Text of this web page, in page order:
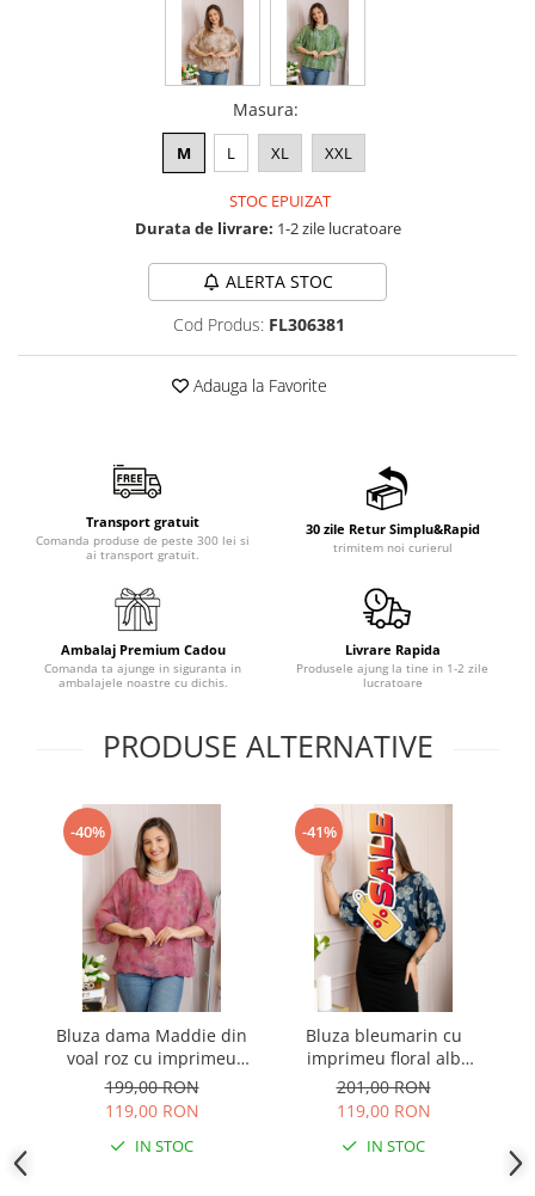
Masura:
M L XL XXL
STOC EPUIZAT
Durata de livrare: 1-2 zile lucratoare
ALERTA STOC
Cod Produs: FL306381
Adauga la Favorite
Transport gratuit
Comanda produse de peste 300 lei si
ai transport gratuit.
30 zile Retur Simplu&Rapid
trimitem noi curierul
Ambalaj Premium Cadou
Comanda ta ajunge in siguranta in
ambalajele noastre cu dichis.
Livrare Rapida
Produsele ajung la tine in 1-2 zile
lucratoare
PRODUSE ALTERNATIVE
-40%
Bluza dama Maddie din
voal roz cu imprimeu
floral gri
199,00 RON
119,00 RON
IN STOC
-41%
Bluza bleumarin cu
imprimeu floral alb
Harper plus size
201,00 RON
119,00 RON
IN STOC